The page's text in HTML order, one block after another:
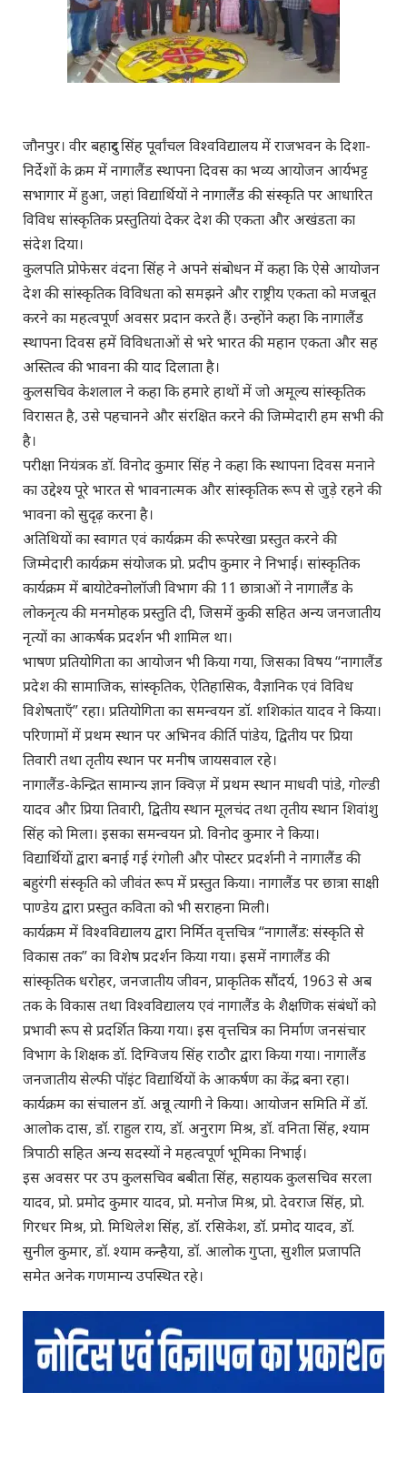
जौनपुर। वीर बहादुर सिंह पूर्वांचल विश्वविद्यालय में राजभवन के दिशा-
निर्देशों के क्रम में नागालैंड स्थापना दिवस का भव्य आयोजन आर्यभट्ट
सभागार में हुआ, जहां विद्यार्थियों ने नागालैंड की संस्कृति पर आधारित
विविध सांस्कृतिक प्रस्तुतियां देकर देश की एकता और अखंडता का
संदेश दिया।
कुलपति प्रोफेसर वंदना सिंह ने अपने संबोधन में कहा कि ऐसे आयोजन
देश की सांस्कृतिक विविधता को समझने और राष्ट्रीय एकता को मजबूत
करने का महत्वपूर्ण अवसर प्रदान करते हैं। उन्होंने कहा कि नागालैंड
स्थापना दिवस हमें विविधताओं से भरे भारत की महान एकता और सह
अस्तित्व की भावना की याद दिलाता है।
कुलसचिव केशलाल ने कहा कि हमारे हाथों में जो अमूल्य सांस्कृतिक
विरासत है, उसे पहचानने और संरक्षित करने की जिम्मेदारी हम सभी की
है।
परीक्षा नियंत्रक डॉ. विनोद कुमार सिंह ने कहा कि स्थापना दिवस मनाने
का उद्देश्य पूरे भारत से भावनात्मक और सांस्कृतिक रूप से जुड़े रहने की
भावना को सुदृढ़ करना है।
अतिथियों का स्वागत एवं कार्यक्रम की रूपरेखा प्रस्तुत करने की
जिम्मेदारी कार्यक्रम संयोजक प्रो. प्रदीप कुमार ने निभाई। सांस्कृतिक
कार्यक्रम में बायोटेक्नोलॉजी विभाग की 11 छात्राओं ने नागालैंड के
लोकनृत्य की मनमोहक प्रस्तुति दी, जिसमें कुकी सहित अन्य जनजातीय
नृत्यों का आकर्षक प्रदर्शन भी शामिल था।
भाषण प्रतियोगिता का आयोजन भी किया गया, जिसका विषय “नागालैंड
प्रदेश की सामाजिक, सांस्कृतिक, ऐतिहासिक, वैज्ञानिक एवं विविध
विशेषताएँ” रहा। प्रतियोगिता का समन्वयन डॉ. शशिकांत यादव ने किया।
परिणामों में प्रथम स्थान पर अभिनव कीर्ति पांडेय, द्वितीय पर प्रिया
तिवारी तथा तृतीय स्थान पर मनीष जायसवाल रहे।
नागालैंड-केन्द्रित सामान्य ज्ञान क्विज़ में प्रथम स्थान माधवी पांडे, गोल्डी
यादव और प्रिया तिवारी, द्वितीय स्थान मूलचंद तथा तृतीय स्थान शिवांशु
सिंह को मिला। इसका समन्वयन प्रो. विनोद कुमार ने किया।
विद्यार्थियों द्वारा बनाई गई रंगोली और पोस्टर प्रदर्शनी ने नागालैंड की
बहुरंगी संस्कृति को जीवंत रूप में प्रस्तुत किया। नागालैंड पर छात्रा साक्षी
पाण्डेय द्वारा प्रस्तुत कविता को भी सराहना मिली।
कार्यक्रम में विश्वविद्यालय द्वारा निर्मित वृत्तचित्र “नागालैंड: संस्कृति से
विकास तक” का विशेष प्रदर्शन किया गया। इसमें नागालैंड की
सांस्कृतिक धरोहर, जनजातीय जीवन, प्राकृतिक सौंदर्य, 1963 से अब
तक के विकास तथा विश्वविद्यालय एवं नागालैंड के शैक्षणिक संबंधों को
प्रभावी रूप से प्रदर्शित किया गया। इस वृत्तचित्र का निर्माण जनसंचार
विभाग के शिक्षक डॉ. दिग्विजय सिंह राठौर द्वारा किया गया। नागालैंड
जनजातीय सेल्फी पॉइंट विद्यार्थियों के आकर्षण का केंद्र बना रहा।
कार्यक्रम का संचालन डॉ. अन्नू त्यागी ने किया। आयोजन समिति में डॉ.
आलोक दास, डॉ. राहुल राय, डॉ. अनुराग मिश्र, डॉ. वनिता सिंह, श्याम
त्रिपाठी सहित अन्य सदस्यों ने महत्वपूर्ण भूमिका निभाई।
इस अवसर पर उप कुलसचिव बबीता सिंह, सहायक कुलसचिव सरला
यादव, प्रो. प्रमोद कुमार यादव, प्रो. मनोज मिश्र, प्रो. देवराज सिंह, प्रो.
गिरधर मिश्र, प्रो. मिथिलेश सिंह, डॉ. रसिकेश, डॉ. प्रमोद यादव, डॉ.
सुनील कुमार, डॉ. श्याम कन्हैया, डॉ. आलोक गुप्ता, सुशील प्रजापति
समेत अनेक गणमान्य उपस्थित रहे।